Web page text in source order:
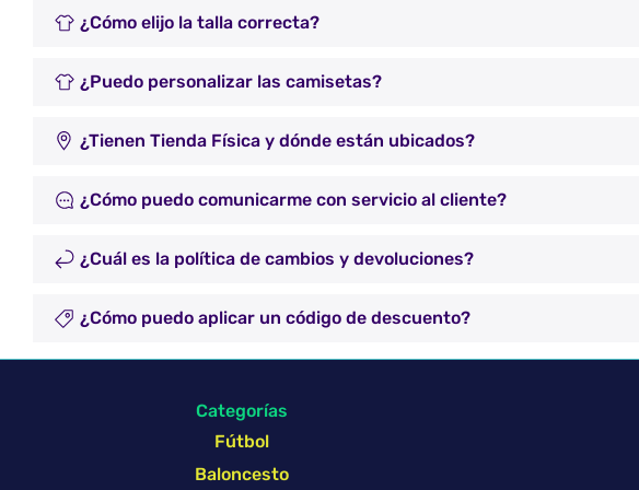
¿Cómo elijo la talla correcta?
¿Puedo personalizar las camisetas?
¿Tienen Tienda Física y dónde están ubicados?
¿Cómo puedo comunicarme con servicio al cliente?
¿Cuál es la política de cambios y devoluciones?
¿Cómo puedo aplicar un código de descuento?
Categorías
Fútbol
Baloncesto